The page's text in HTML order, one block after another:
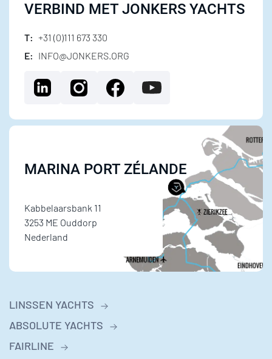
VERBIND MET JONKERS YACHTS
T: +31 (0)111 673 330
E: INFO@JONKERS.ORG
MARINA PORT ZÉLANDE
Kabbelaarsbank 11
3253 ME Ouddorp
Nederland
LINSSEN YACHTS
ABSOLUTE YACHTS
FAIRLINE